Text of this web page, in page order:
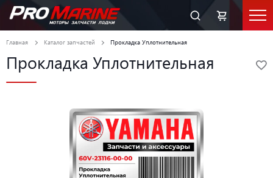
Главная Каталог запчастей Прокладка Уплотнительная
Прокладка Уплотнительная